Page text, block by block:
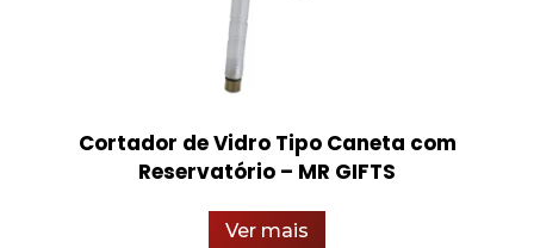
Cortador de Vidro Tipo Caneta com
Reservatório – MR GIFTS
Ver mais